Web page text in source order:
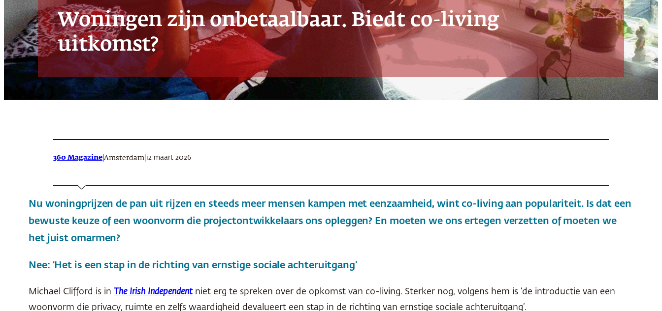
Woningen zijn onbetaalbaar. Biedt co-living
uitkomst?
360 Magazine Amsterdam 12 maart 2026
Nu woningprijzen de pan uit rijzen en steeds meer mensen kampen met eenzaamheid, wint co-living aan populariteit. Is dat een
bewuste keuze of een woonvorm die projectontwikkelaars ons opleggen? En moeten we ons ertegen verzetten of moeten we
het juist omarmen?
Nee: ‘Het is een stap in de richting van ernstige sociale achteruitgang’
Michael Clifford is in The Irish Independentniet erg te spreken over de opkomst van co-living. Sterker nog, volgens hem is ‘de introductie van een
woonvorm die privacy, ruimte en zelfs waardigheid devalueert een stap in de richting van ernstige sociale achteruitgang’.